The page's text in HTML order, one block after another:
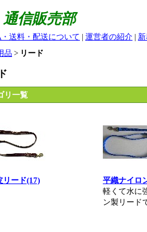
通信販売部
送料・配送について | 運営者の紹介 |
品 > リード
リ一覧
リード(17)
平織ナイロ
軽くて水に
ン製リード